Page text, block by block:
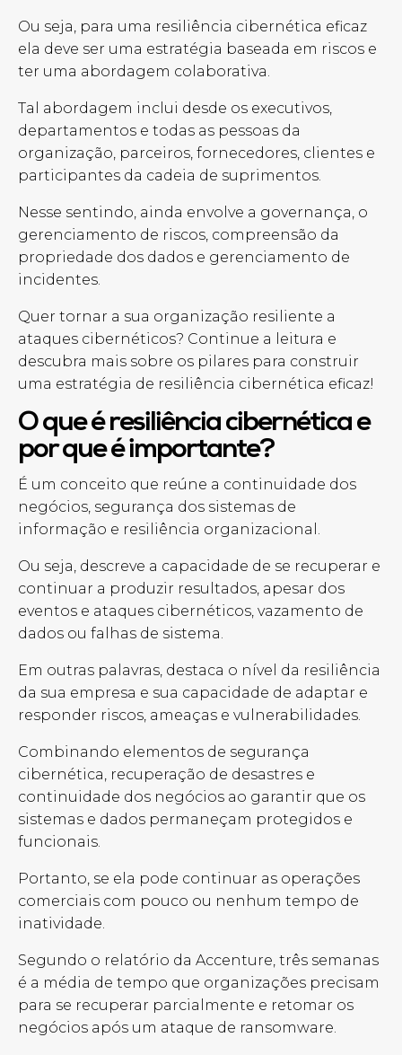
Ou seja, para uma resiliência cibernética eficaz
ela deve ser uma estratégia baseada em riscos e
ter uma abordagem colaborativa.
Tal abordagem inclui desde os executivos,
departamentos e todas as pessoas da
organização, parceiros, fornecedores, clientes e
participantes da cadeia de suprimentos.
Nesse sentindo, ainda envolve a governança, o
gerenciamento de riscos, compreensão da
propriedade dos dados e gerenciamento de
incidentes.
Quer tornar a sua organização resiliente a
ataques cibernéticos? Continue a leitura e
descubra mais sobre os pilares para construir
uma estratégia de resiliência cibernética eficaz!
O que é resiliência cibernética e
por que é importante?
É um conceito que reúne a continuidade dos
negócios, segurança dos sistemas de
informação e resiliência organizacional.
Ou seja, descreve a capacidade de se recuperar e
continuar a produzir resultados, apesar dos
eventos e ataques cibernéticos, vazamento de
dados ou falhas de sistema.
Em outras palavras, destaca o nível da resiliência
da sua empresa e sua capacidade de adaptar e
responder riscos, ameaças e vulnerabilidades.
Combinando elementos de segurança
cibernética, recuperação de desastres e
continuidade dos negócios ao garantir que os
sistemas e dados permaneçam protegidos e
funcionais.
Portanto, se ela pode continuar as operações
comerciais com pouco ou nenhum tempo de
inatividade.
Segundo o relatório da Accenture, três semanas
é a média de tempo que organizações precisam
para se recuperar parcialmente e retomar os
negócios após um ataque de ransomware.